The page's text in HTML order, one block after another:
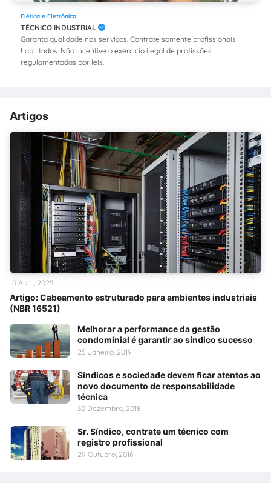
Elética e Eletrônica
TÉCNICO INDUSTRIAL
Garanta qualidade nos serviços. Contrate somente profissionais
habilitados. Não incentive o exercício ilegal de profissões
regulamentadas por leis.
Artigos
Artigo: Cabeamento estruturado para ambientes industriais
(NBR 16521)
10 Abril, 2025
Melhorar a performance da gestão
condominial é garantir ao síndico sucesso
25 Janeiro, 2019
Síndicos e sociedade devem ficar atentos ao
novo documento de responsabilidade
técnica
30 Dezembro, 2018
Sr. Síndico, contrate um técnico com
registro profissional
29 Outubro, 2016